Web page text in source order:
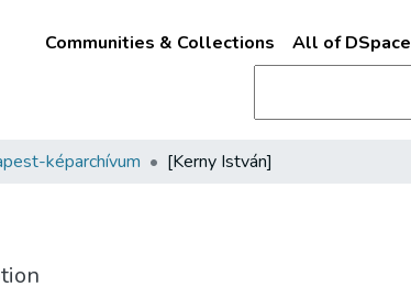
Communities & Collections All of DSpace
képarchívum [Kerny István]